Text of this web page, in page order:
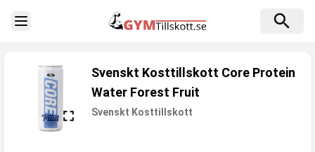
Toggle Sidebar
Svenskt Kosttillskott Core Protein
Water Forest Fruit
Svenskt Kosttillskott